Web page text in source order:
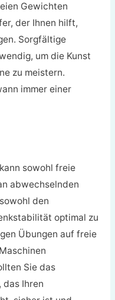
Gewichten
der Ihnen hilft,
Sorgfältige
um die Kunst
zu meistern.
immer einer
sowohl freie
abwechselnden
den
optimal zu
Übungen auf freie
Sie das
Ihren